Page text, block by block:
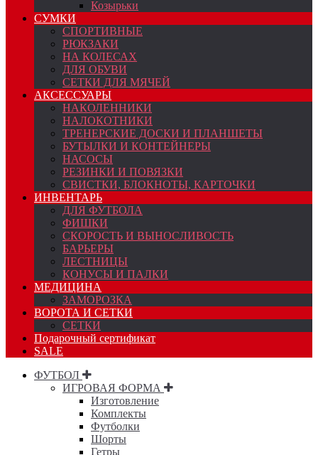
Козырьки
СУМКИ
СПОРТИВНЫЕ
РЮКЗАКИ
НА КОЛЕСАХ
ДЛЯ ОБУВИ
СЕТКИ ДЛЯ МЯЧЕЙ
АКСЕССУАРЫ
НАКОЛЕННИКИ
НАЛОКОТНИКИ
ТРЕНЕРСКИЕ ДОСКИ И ПЛАНШЕТЫ
БУТЫЛКИ И КОНТЕЙНЕРЫ
НАСОСЫ
РЕЗИНКИ И ПОВЯЗКИ
СВИСТКИ, БЛОКНОТЫ, КАРТОЧКИ
ИНВЕНТАРЬ
ДЛЯ ФУТБОЛА
ФИШКИ
СКОРОСТЬ И ВЫНОСЛИВОСТЬ
БАРЬЕРЫ
ЛЕСТНИЦЫ
КОНУСЫ И ПАЛКИ
МЕДИЦИНА
ЗАМОРОЗКА
ВОРОТА И СЕТКИ
СЕТКИ
Подарочный сертификат
SALE
ФУТБОЛ
ИГРОВАЯ ФОРМА
Изготовление
Комплекты
Футболки
Шорты
Гетры